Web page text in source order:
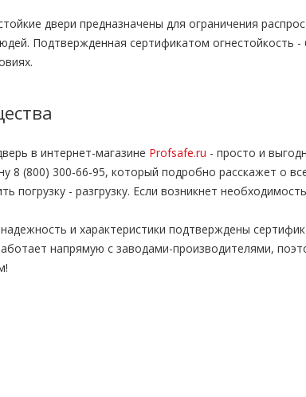
двери предназначены для ограничения
Подтвержденная сертификатом огнестойкость
в интернет-магазине Profsafe.ru - просто и
8 (800) 300-66-95, который подробно расскажет о
погрузку - разгрузку. Если возникнет
и характеристики подтверждены
напрямую с заводами-производителями,